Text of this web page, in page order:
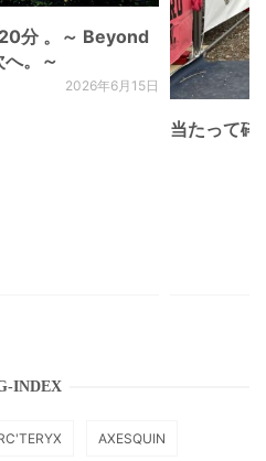
分 。～ Beyond
。～
2026年6月15日
当たって砕
INDEX
AXESQUIN